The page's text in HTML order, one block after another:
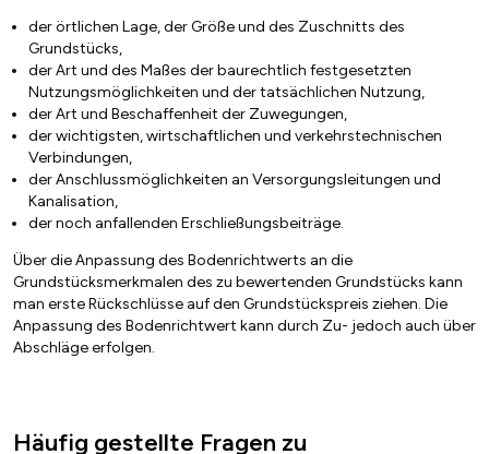
der örtlichen Lage, der Größe und des Zuschnitts des
Grundstücks,
der Art und des Maßes der baurechtlich festgesetzten
Nutzungsmöglichkeiten und der tatsächlichen Nutzung,
der Art und Beschaffenheit der Zuwegungen,
der wichtigsten, wirtschaftlichen und verkehrstechnischen
Verbindungen,
der Anschlussmöglichkeiten an Versorgungsleitungen und
Kanalisation,
der noch anfallenden Erschließungsbeiträge.
Über die Anpassung des Bodenrichtwerts an die
Grundstücksmerkmalen des zu bewertenden Grundstücks kann
man erste Rückschlüsse auf den Grundstückspreis ziehen. Die
Anpassung des Bodenrichtwert kann durch Zu- jedoch auch über
Abschläge erfolgen.
Häufig gestellte Fragen zu